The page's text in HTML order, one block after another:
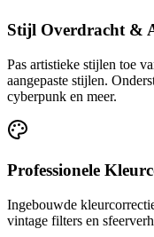
Stijl Overdracht &
Pas artistieke stijlen toe
aangepaste stijlen.
cyberpunk en meer.
Professionele
Ingebouwde
vintage filters en